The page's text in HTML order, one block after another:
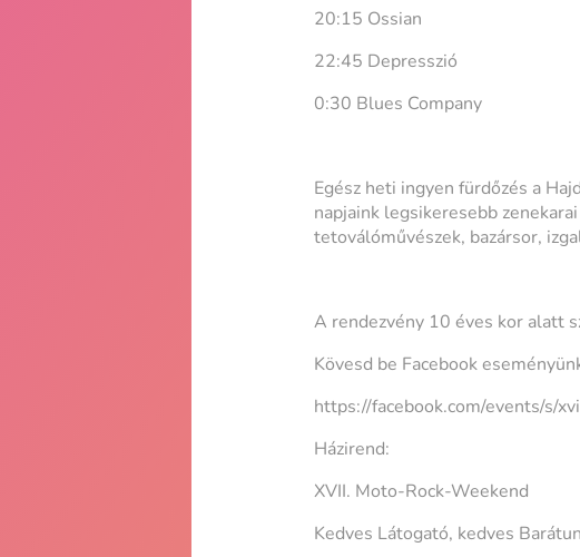
20:15 Ossian
22:45 Depresszió
0:30 Blues Company
Egész heti ingyen fürdőzés a
napjaink legsikeresebb
tetoválóművészek, bazársor,
A rendezvény 10 éves kor alatt
Kövesd be Facebook
https://facebook.com/events/s/
Házirend:
XVII. Moto-Rock-Weekend
Kedves Látogató, kedves